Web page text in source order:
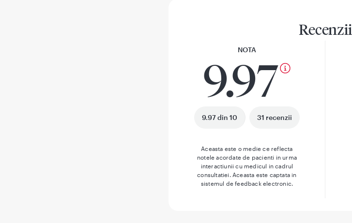
Recenzii
NOTA
9.97
9.97 din 10 31 recenzii
Aceasta este o medie ce reflecta
notele acordate de pacienti in urma
interactiunii cu medicul in cadrul
consultatiei. Aceasta este captata in
sistemul de feedback electronic.